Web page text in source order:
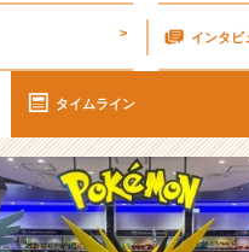
卒
社
Z
E
N
I
n
> インタビ
タイムライン